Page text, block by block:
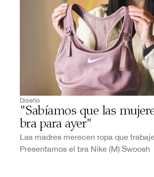
Diseño
"Sabíamos que las
bra para ayer"
Las madres merecen ropa que
Presentamos el bra Nike (M) Swoosh